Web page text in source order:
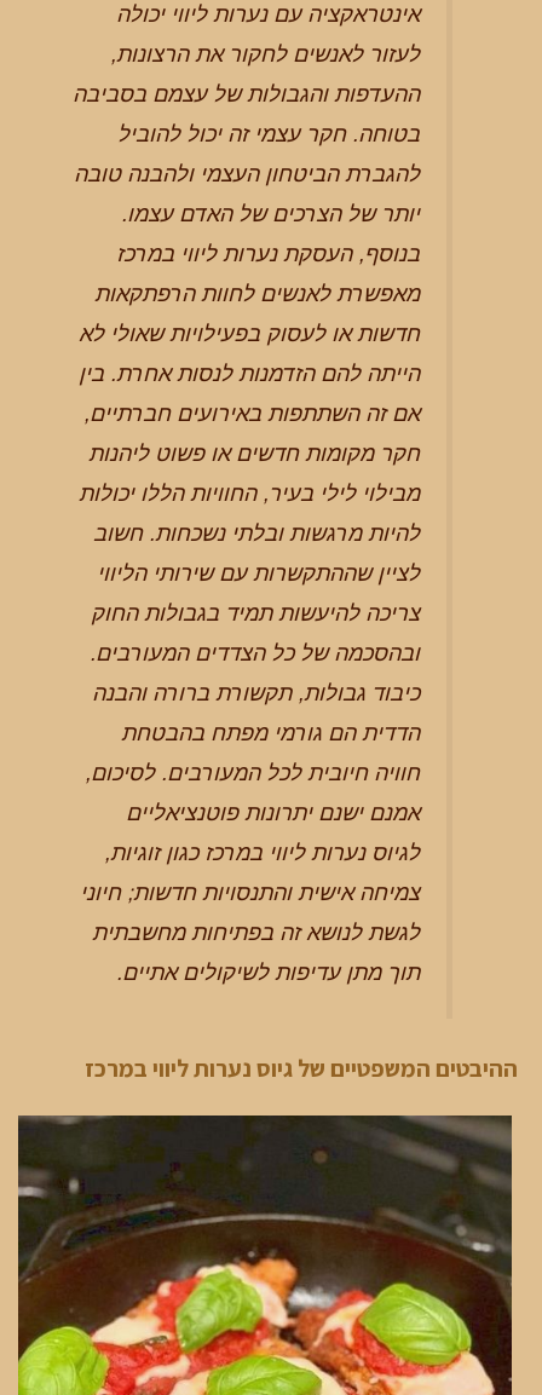
אינטראקציה עם נערות ליווי יכולה
לעזור לאנשים לחקור את הרצונות,
ההעדפות והגבולות של עצמם בסביבה
בטוחה. חקר עצמי זה יכול להוביל
להגברת הביטחון העצמי ולהבנה טובה
יותר של הצרכים של האדם עצמו.
בנוסף, העסקת נערות ליווי במרכז
מאפשרת לאנשים לחוות הרפתקאות
חדשות או לעסוק בפעילויות שאולי לא
הייתה להם הזדמנות לנסות אחרת. בין
אם זה השתתפות באירועים חברתיים,
חקר מקומות חדשים או פשוט ליהנות
מבילוי לילי בעיר, החוויות הללו יכולות
להיות מרגשות ובלתי נשכחות. חשוב
לציין שההתקשרות עם שירותי הליווי
צריכה להיעשות תמיד בגבולות החוק
ובהסכמה של כל הצדדים המעורבים.
כיבוד גבולות, תקשורת ברורה והבנה
הדדית הם גורמי מפתח בהבטחת
חוויה חיובית לכל המעורבים. לסיכום,
אמנם ישנם יתרונות פוטנציאליים
לגיוס נערות ליווי במרכז כגון זוגיות,
צמיחה אישית והתנסויות חדשות; חיוני
לגשת לנושא זה בפתיחות מחשבתית
תוך מתן עדיפות לשיקולים אתיים.
ההיבטים המשפטיים של גיוס נערות ליווי במרכז